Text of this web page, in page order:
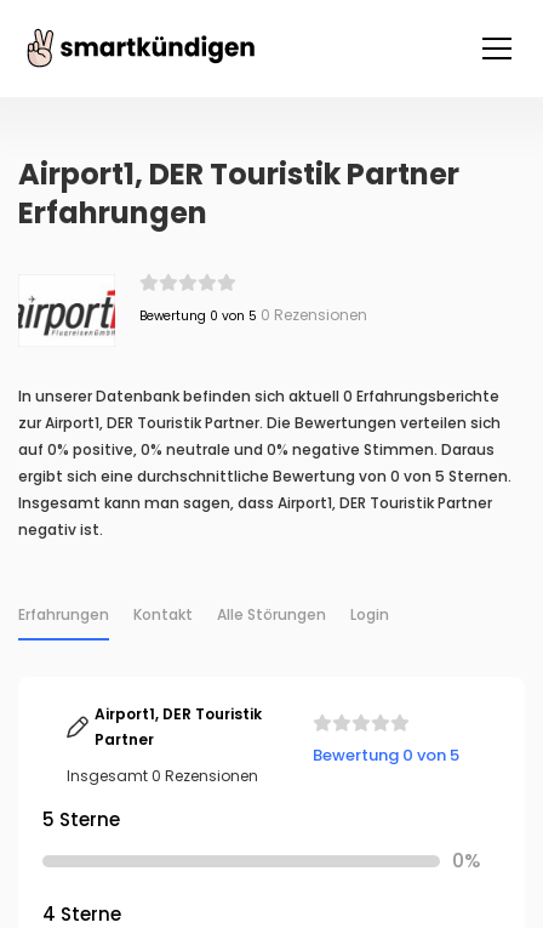
Airport1, DER Touristik Partner
Erfahrungen
Bewertung 0 von 5 0 Rezensionen
In unserer Datenbank befinden sich aktuell 0 Erfahrungsberichte
zur Airport1, DER Touristik Partner. Die Bewertungen verteilen sich
auf 0% positive, 0% neutrale und 0% negative Stimmen. Daraus
ergibt sich eine durchschnittliche Bewertung von 0 von 5 Sternen.
Insgesamt kann man sagen, dass Airport1, DER Touristik Partner
negativ ist.
Erfahrungen Kontakt Alle Störungen Login
Airport1, DER Touristik
Partner
Insgesamt 0 Rezensionen
Bewertung 0 von 5
5 Sterne
0%
4 Sterne